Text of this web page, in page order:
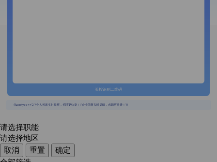
长按识别二维码
{{usertype=='2'?'个人投递实时提醒，招聘更快捷！':'企业回复实时提醒，求职更快捷！'}}
请选择职能
请选择地区
取消
重置
确定